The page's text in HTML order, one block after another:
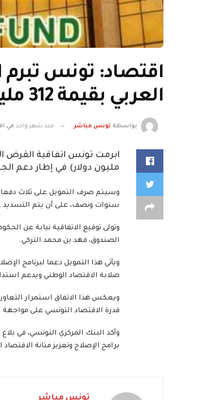
اقتصاد: تونس تبرم
العربي بقيمة 312 مليون دولار
بواسطة تونس مباشر منذ شهر واحد في
مليون دولار) في إطار دعم
وسيتم صرف التمويل على ثلاث
سنوات ونصف، على أن يتم
وتولى توقيع الاتفاقية نيابة عن
الصندوق، فهد بن محمد التركي.
ويأتي هذا التمويل دعما لبرنامج
صلابة الاقتصاد الوطني ويدعم
ويعكس هذا الاتفاق استمرار
قدرة الاقتصاد التونسي على
وأكد البنك المركزي التونسي، في
برامج الإصلاح وتعزيز متانة
تونس مباشر